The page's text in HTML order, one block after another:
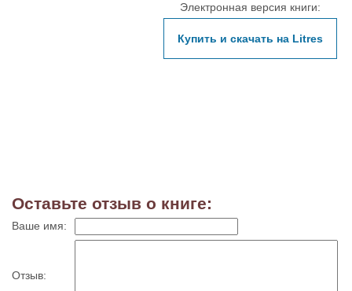
Электронная версия книги:
Купить и скачать на Litres
Оставьте отзыв о книге:
Ваше имя:
Отзыв: